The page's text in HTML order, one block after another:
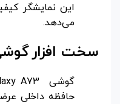
این نمایشگر
می‌دهد.
سخت افزار
حافظه داخلی